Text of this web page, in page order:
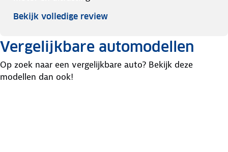
Bekijk volledige review
Vergelijkbare automodellen
Op zoek naar een vergelijkbare auto? Bekijk deze
modellen dan ook!